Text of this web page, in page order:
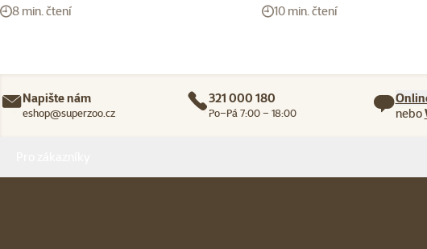
8 min. čtení
10 min. čtení
Napište nám
eshop@superzoo.cz
321 000 180
Po–Pá 7:00 – 18:00
nebo